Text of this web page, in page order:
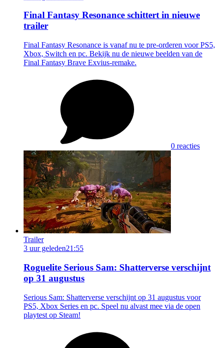
Final Fantasy Resonance schittert in nieuwe
trailer
Final Fantasy Resonance is vanaf nu te pre-orderen voor PS5,
Xbox, Switch en pc. Bekijk nu de nieuwe beelden van de
Final Fantasy Brave Exvius-remake.
0 reacties
Trailer
3 uur geleden21:55
Roguelite Serious Sam: Shatterverse verschijnt
op 31 augustus
Serious Sam: Shatterverse verschijnt op 31 augustus voor
PS5, Xbox Series en pc. Speel nu alvast mee via de open
playtest op Steam!